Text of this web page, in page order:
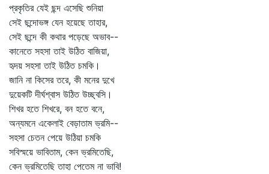
প্রকৃতির যেই ছন্দ এসেছি শুনিয়া
সেই ছন্দোভঙ্গ যেন হয়েছে তাহার,
সেই ছন্দে কী কথার পড়েছে অভাব--
কানেতে সহসা তাই উঠিত বাজিয়া,
হৃদয় সহসা তাই উঠিত চমকি।
জানি না কিসের তরে, কী মনের দুখে
দুয়েকটি দীর্ঘশ্বাস উঠিত উচ্ছ্বসি।
শিখর হতে শিখরে, বন হতে বনে,
অন্যমনে একেলাই বেড়াতাম ভ্রমি--
সহসা চেতন পেয়ে উঠিয়া চমকি
সবিস্ময়ে ভাবিতাম, কেন ভ্রমিতেছি,
কেন ভ্রমিতেছি তাহা পেতেম না ভাবি!